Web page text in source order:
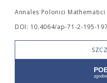
Annales Polonici Mathematici
DOI: 10.4064/ap-71-2-195-197